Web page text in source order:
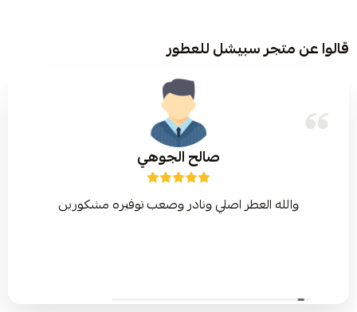
قالوا عن متجر سبيشل للعطور
صالح الجوهي
والله العطر اصلي ونادر وصعب توفيره مشكورين